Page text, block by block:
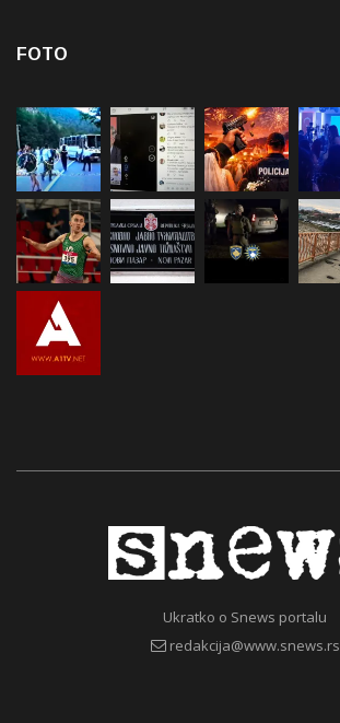
FOTO
Ukratko o Snews portalu
redakcija@www.snews.rs